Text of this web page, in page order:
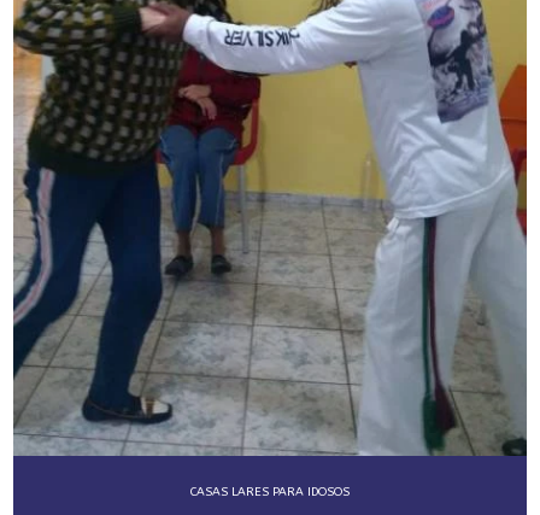
CASAS LARES PARA IDOSOS